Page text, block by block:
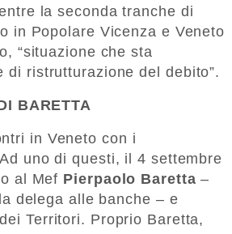
la seconda tranche di
in Popolare Vicenza e Veneto
“situazione che sta
di ristrutturazione del debito”.
BARETTA
in Veneto con i
uno di questi, il 4 settembre
al Mef Pierpaolo Baretta –
delega alle banche – e
Territori. Proprio Baretta,